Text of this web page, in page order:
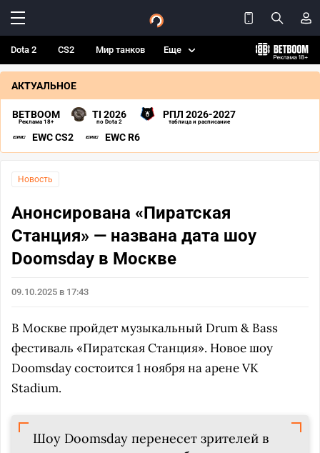
Dota 2 CS2 Мир танков Еще
АКТУАЛЬНОЕ
BETBOOM
Реклама 18+
TI 2026
по Dota 2
РПЛ 2026-2027
таблица и расписание
EWC CS2 EWC R6
Новость
Анонсирована «Пиратская
Станция» — названа дата шоу
Doomsday в Москве
09.10.2025 в 17:43
В Москве пройдет музыкальный Drum & Bass
фестиваль «Пиратская Станция». Новое шоу
Doomsday состоится 1 ноября на арене VK
Stadium.
Шоу Doomsday перенесет зрителей в